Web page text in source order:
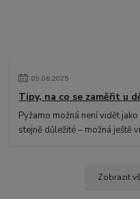
09.06.2025
Tipy, na co se zaměřit u
Pyžamo možná není vidět
stejně důležité – možná ještě
Zobrazit